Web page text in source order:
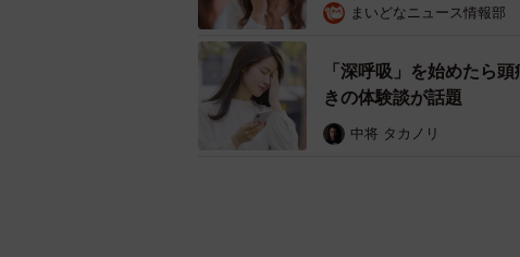
まいどなニュース情報部
「深呼吸」を始めたら
きの体験談が話題
中将 タカノリ